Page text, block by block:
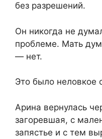
без разрешений.
Он никогда не
проблеме. Мать
— нет.
Это было неловкое
Арина вернулась
загоревшая, с
запястье и с тем